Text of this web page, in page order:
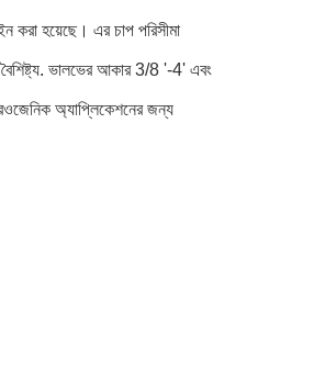
হয়েছে। এর চাপ পরিসীমা
ভালভের আকার 3/8 '-4' এবং
অ্যাপ্লিকেশনের জন্য